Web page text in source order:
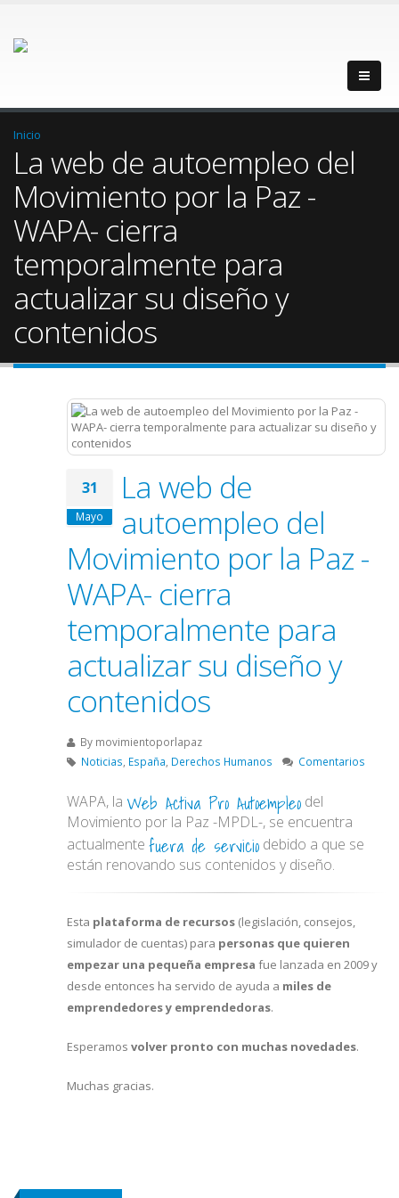
Inicio
La web de autoempleo del
Movimiento por la Paz -
WAPA- cierra
temporalmente para
actualizar su diseño y
contenidos
31
Mayo
La web de
autoempleo del
Movimiento por la Paz -
WAPA- cierra
temporalmente para
actualizar su diseño y
contenidos
By movimientoporlapaz
Noticias España Derechos Humanos Comentarios
WAPA, la Web Activa Pro Autoempleo del
Movimiento por la Paz -MPDL-, se encuentra
actualmente fuera de servicio debido a que se
están renovando sus contenidos y diseño.
Esta plataforma de recursos (legislación, consejos,
simulador de cuentas) para personas que quieren
empezar una pequeña empresa fue lanzada en 2009 y
desde entonces ha servido de ayuda a miles de
emprendedores y emprendedoras.
Esperamos volver pronto con muchas novedades.
Muchas gracias.